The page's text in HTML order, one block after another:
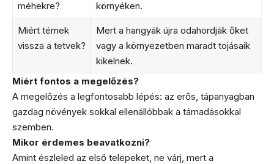
méhekre? környéken.
Miért térnek
vissza a tetvek?
Mert a hangyák újra odahordják őket
vagy a környezetben maradt tojásaik
kikelnek.
Miért fontos a megelőzés?
A megelőzés a legfontosabb lépés: az erős, tápanyagban
gazdag növények sokkal ellenállóbbak a támadásokkal
szemben.
Mikor érdemes beavatkozni?
Amint észleled az első telepeket, ne várj, mert a